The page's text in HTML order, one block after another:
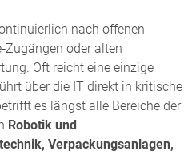
nach offenen
oder alten
Oft reicht eine einzige
über die IT direkt in kritische
es längst alle Bereiche der
Robotik und
Verpackungsanlagen,